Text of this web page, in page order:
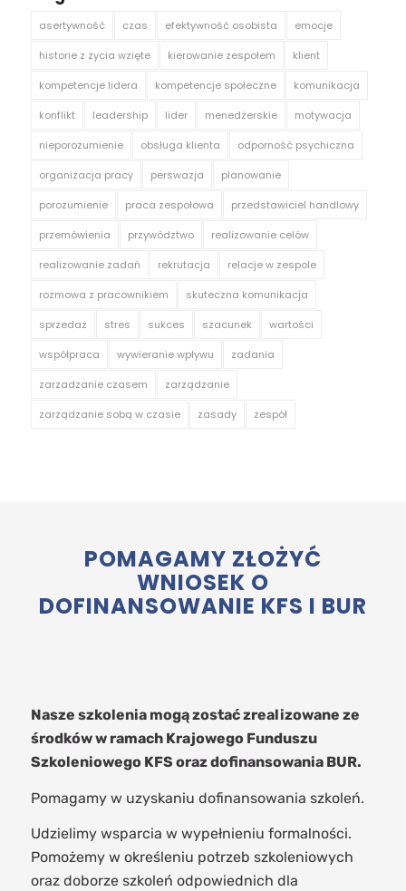
asertywność czas efektywność osobista emocje
historie z życia wzięte kierowanie zespołem klient
kompetencje lidera kompetencje społeczne komunikacja
konflikt leadership lider menedżerskie motywacja
nieporozumienie obsługa klienta odporność psychiczna
organizacja pracy perswazja planowanie
porozumienie praca zespołowa przedstawiciel handlowy
przemówienia przywództwo realizowanie celów
realizowanie zadań rekrutacja relacje w zespole
rozmowa z pracownikiem skuteczna komunikacja
sprzedaż stres sukces szacunek wartości
współpraca wywieranie wpływu zadania
zarzadzanie czasem zarządzanie
zarządzanie sobą w czasie zasady zespół
POMAGAMY ZŁOŻYĆ
WNIOSEK O
DOFINANSOWANIE KFS I BUR
Nasze szkolenia mogą zostać zrealizowane ze
środków w ramach Krajowego Funduszu
Szkoleniowego KFS oraz dofinansowania BUR.
Pomagamy w uzyskaniu dofinansowania szkoleń.
Udzielimy wsparcia w wypełnieniu formalności.
Pomożemy w określeniu potrzeb szkoleniowych
oraz doborze szkoleń odpowiednich dla